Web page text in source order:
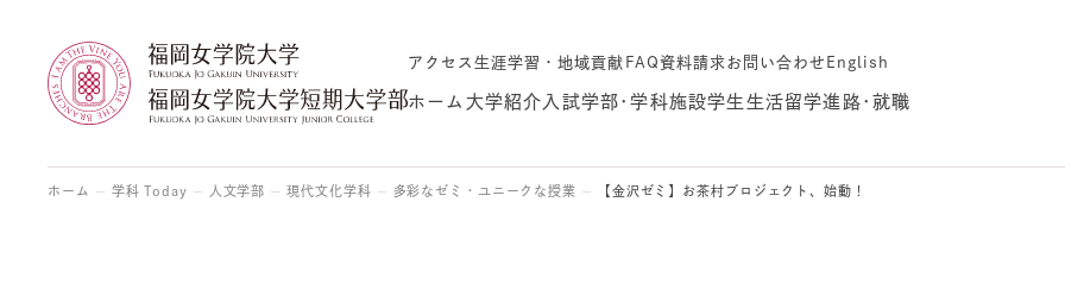
アクセス生涯学習・地域貢献 FAQ資料請求 お問い合わせ English
ホーム 大学紹介 入試学部･学科施設学生生活留学進路･就職
ホーム 学科 Today 人文学部 現代文化学科 多彩なゼミ・ユニークな授業 【金沢ゼミ】お茶村プロジェクト、始動！